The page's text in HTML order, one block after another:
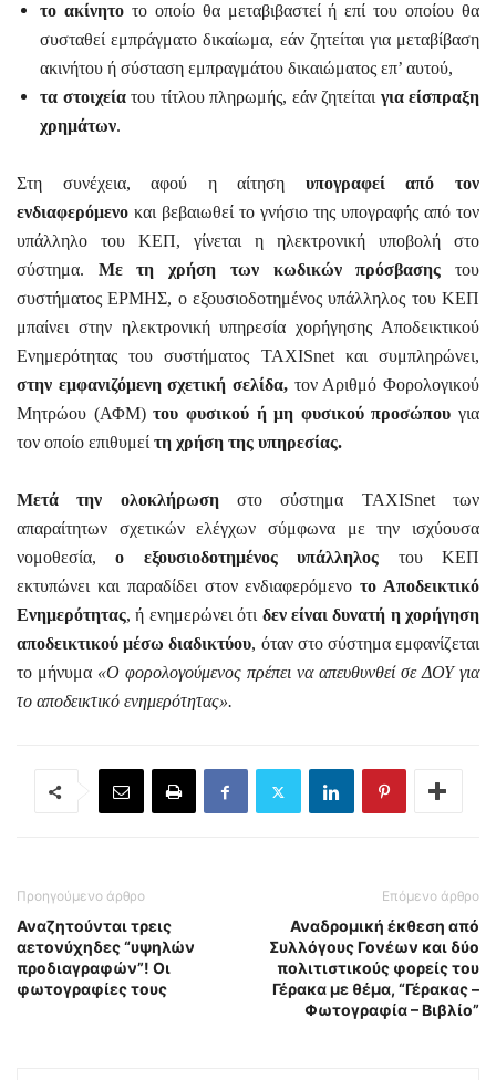
το ακίνητοτο οποίο θα μεταβιβαστεί ή επί του οποίου θα
συσταθεί εμπράγματο δικαίωμα, εάν ζητείται για μεταβίβαση
ακινήτου ή σύσταση εμπραγμάτου δικαιώματος επ’ αυτού,
τα στοιχείατου τίτλου πληρωμής, εάν ζητείται για είσπραξη
χρημάτων.
Στη συνέχεια, αφού η αίτηση υπογραφεί από τον
ενδιαφερόμενο και βεβαιωθεί το γνήσιο της υπογραφής από τον
υπάλληλο του ΚΕΠ, γίνεται η ηλεκτρονική υποβολή στο
σύστημα. Με τη χρήση των κωδικών πρόσβασης του
συστήματος ΕΡΜΗΣ, ο εξουσιοδοτημένος υπάλληλος του ΚΕΠ
μπαίνει στην ηλεκτρονική υπηρεσία χορήγησης Αποδεικτικού
Ενημερότητας του συστήματος TAXISnet και συμπληρώνει,
στην εμφανιζόμενη σχετική σελίδα, τον Αριθμό Φορολογικού
Μητρώου (ΑΦΜ)του φυσικού ή μη φυσικού προσώπου για
τον οποίο επιθυμεί τη χρήση της υπηρεσίας.
Μετά την ολοκλήρωσηστο σύστημα TAXISnet των
απαραίτητων σχετικών ελέγχων σύμφωνα με την ισχύουσα
νομοθεσία,ο εξουσιοδοτημένος υπάλληλος του ΚΕΠ
εκτυπώνει και παραδίδει στον ενδιαφερόμενοτο Αποδεικτικό
Ενημερότητας, ή ενημερώνει ότι δεν είναι δυνατή η χορήγηση
αποδεικτικού μέσω διαδικτύου, όταν στο σύστημα εμφανίζεται
το μήνυμα «Ο φορολογούμενος πρέπει να απευθυνθεί σε ΔΟΥ για
το αποδεικτικό ενημερότητας».
Προηγούμενο άρθρο
Αναζητούνται τρεις
αετονύχηδες “υψηλών
προδιαγραφών”! Οι
φωτογραφίες τους
Επόμενο άρθρο
Αναδρομική έκθεση από
Συλλόγους Γονέων και δύο
πολιτιστικούς φορείς του
Γέρακα με θέμα, “Γέρακας –
Φωτογραφία – Βιβλίο”